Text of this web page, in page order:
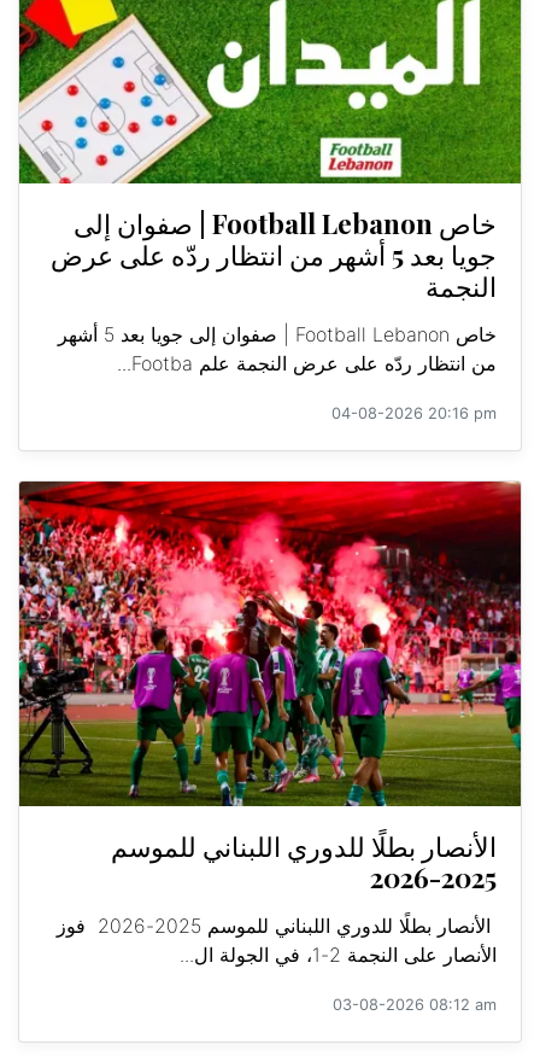
خاص Football Lebanon | صفوان إلى
جويا بعد 5 أشهر من انتظار ردّه على عرض
النجمة
خاص Football Lebanon | صفوان إلى جويا بعد 5 أشهر
من انتظار ردّه على عرض النجمة علم Footba...
04-08-2026 20:16 pm
الأنصار بطلًا للدوري اللبناني للموسم
2025-2026
الأنصار بطلًا للدوري اللبناني للموسم 2025-2026 فوز
الأنصار على النجمة 2-1، في الجولة ال...
03-08-2026 08:12 am